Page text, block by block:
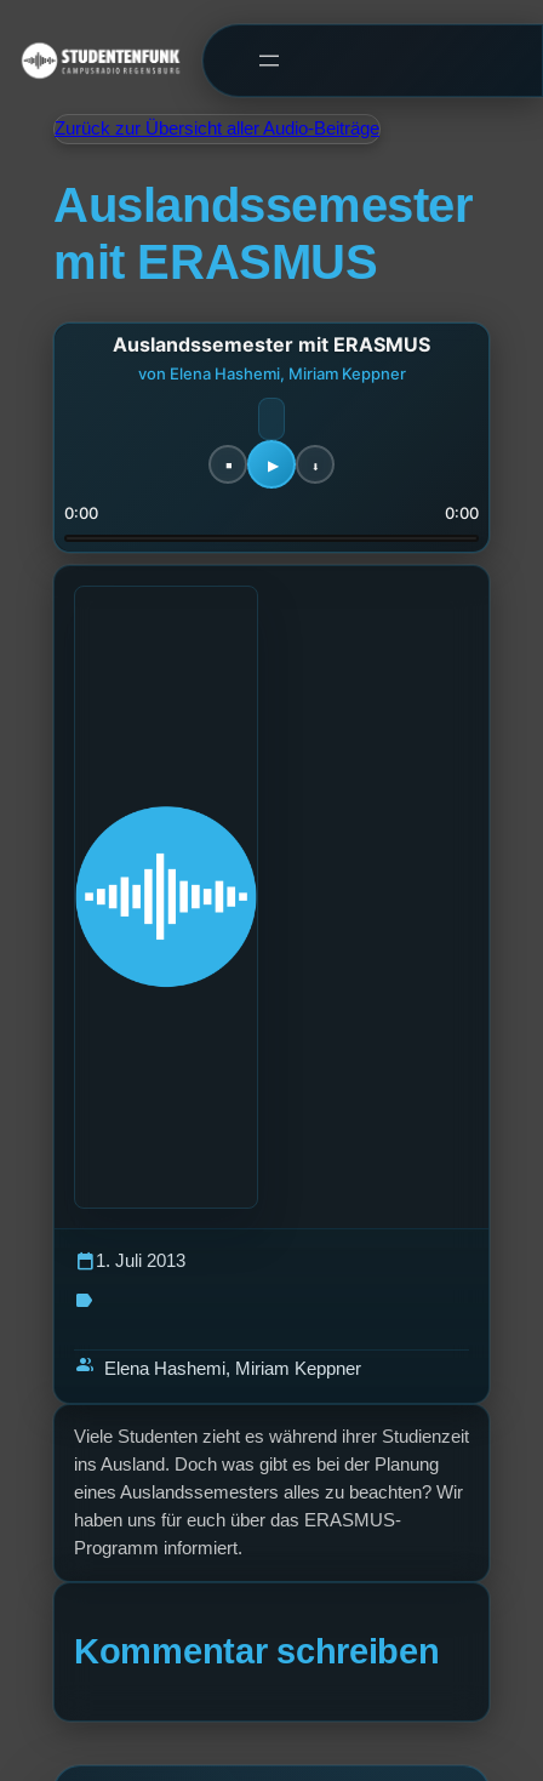
Zurück zur Übersicht aller Audio-Beiträge
Auslandssemester
mit ERASMUS
Auslandssemester mit ERASMUS
von Elena Hashemi, Miriam Keppner
0:00 0:00
Viele Studenten zieht es während ihrer Studienzeit
ins Ausland. Doch was gibt es bei der Planung
eines Auslandssemesters alles zu beachten? Wir
haben uns für euch über das ERASMUS-
Programm informiert.
Kommentar schreiben
calendar_today1. Juli 2013
label
group Elena Hashemi, Miriam Keppner